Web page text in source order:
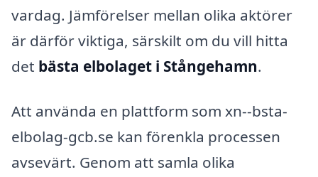
vardag. Jämförelser mellan olika aktörer
är därför viktiga, särskilt om du vill hitta
det bästa elbolaget i Stångehamn.
Att använda en plattform som xn--bsta-
elbolag-gcb.se kan förenkla processen
avsevärt. Genom att samla olika